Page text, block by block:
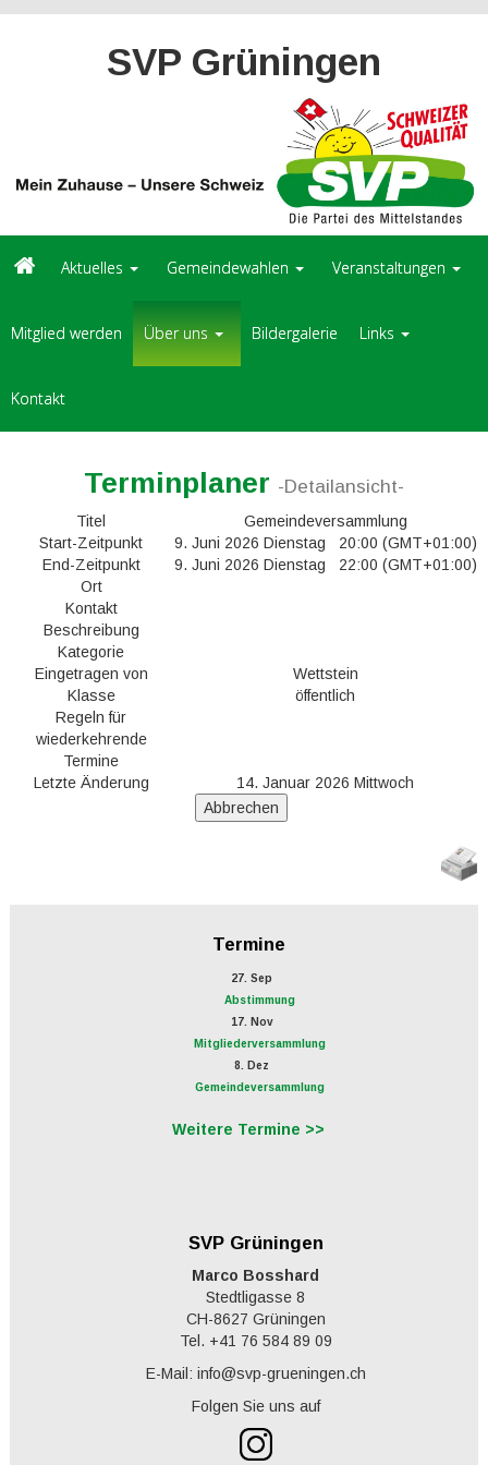
SVP Grüningen
Aktuelles Gemeindewahlen Veranstaltungen
Mitglied werden Über uns Bildergalerie Links
Kontakt
Terminplaner -Detailansicht-
Titel
Gemeindeversammlung
Start-Zeitpunkt
9. Juni 2026 Dienstag 20:00 (GMT+01:00)
End-Zeitpunkt
9. Juni 2026 Dienstag 22:00 (GMT+01:00)
Ort
Kontakt
Beschreibung
Kategorie
Eingetragen von
Wettstein
Klasse
öffentlich
Regeln für
wiederkehrende
Termine
Letzte Änderung
14. Januar 2026 Mittwoch
Termine
27. Sep
Abstimmung
17. Nov
Mitgliederversammlung
8. Dez
Gemeindeversammlung
Weitere Termine >>
SVP Grüningen
Marco Bosshard
Stedtligasse 8
CH-8627 Grüningen
Tel. +41 76 584 89 09
E-Mail: info@svp-grueningen.ch
Folgen Sie uns auf